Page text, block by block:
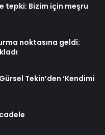
tepki: Bizim için meşru
noktasına geldi:
Tekin’den ‘Kendimi